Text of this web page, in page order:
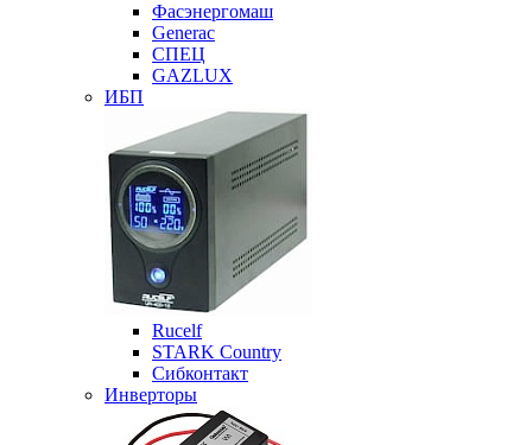
Фасэнергомаш
Generac
СПЕЦ
GAZLUX
ИБП
Rucelf
STARK Country
Сибконтакт
Инверторы